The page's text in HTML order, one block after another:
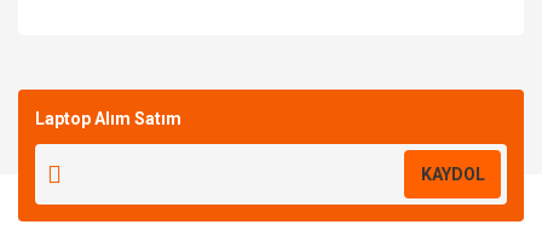
Laptop Alım Satım
KAYDOL